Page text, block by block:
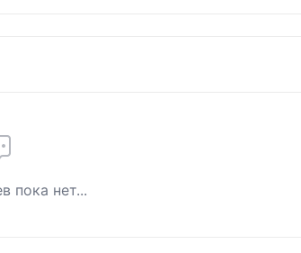
пока нет...